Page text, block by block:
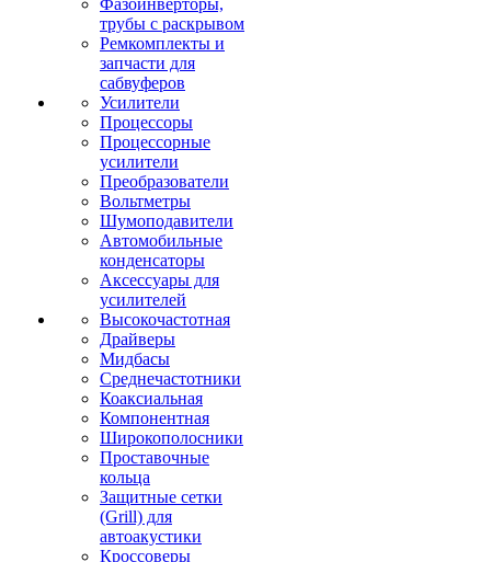
Фазоинверторы,
трубы с раскрывом
Ремкомплекты и
запчасти для
сабвуферов
Усилители
Процессоры
Процессорные
усилители
Преобразователи
Вольтметры
Шумоподавители
Автомобильные
конденсаторы
Аксессуары для
усилителей
Высокочастотная
Драйверы
Мидбасы
Среднечастотники
Коаксиальная
Компонентная
Широкополосники
Проставочные
кольца
Защитные сетки
(Grill) для
автоакустики
Кроссоверы